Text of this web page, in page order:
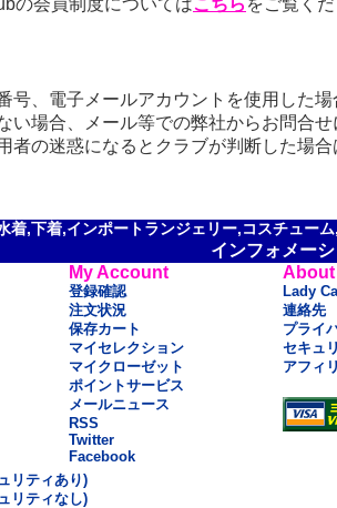
の会員制度についてはこちら をご覧く
号、電子メールアカウントを使用した
い場合、メール等での弊社からお問合
者の迷惑になるとクラブが判断した場
着,下着,インポートランジェリー,コスチュー
インフォメー
My Account
登録確認
注文状況
保存カート
マイセレクション
マイクローゼット
ポイントサービス
メールニュース
RSS
Twitter
Facebook
About
Lady
連絡先
プライ
セキュ
アフィ
リティあり)
リティなし)